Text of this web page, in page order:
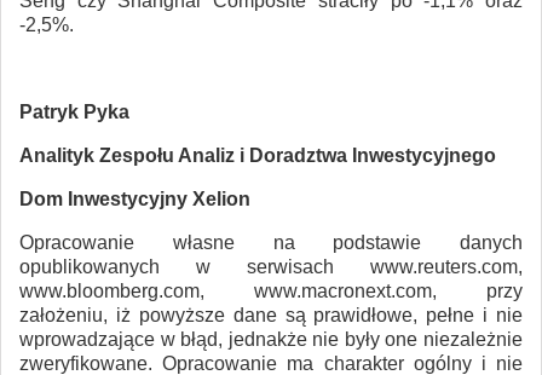
-2,5%.
Patryk Pyka
Analityk Zespołu Analiz i Doradztwa Inwestycyjnego
Dom Inwestycyjny Xelion
Opracowanie własne na podstawie danych
opublikowanych w serwisach www.reuters.com,
www.bloomberg.com, www.macronext.com, przy
założeniu, iż powyższe dane są prawidłowe, pełne i nie
wprowadzające w błąd, jednakże nie były one niezależnie
zweryfikowane. Opracowanie ma charakter ogólny i nie